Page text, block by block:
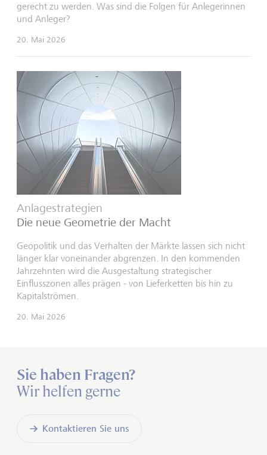
gerecht zu werden. Was sind die Folgen für Anlegerinnen
und Anleger?
20. Mai 2026
Anlagestrategien
Die neue Geometrie der Macht
Geopolitik und das Verhalten der Märkte lassen sich nicht
länger klar voneinander abgrenzen. In den kommenden
Jahrzehnten wird die Ausgestaltung strategischer
Einflusszonen alles prägen - von Lieferketten bis hin zu
Kapitalströmen.
20. Mai 2026
Sie haben Fragen?
Wir helfen gerne
Kontaktieren Sie uns